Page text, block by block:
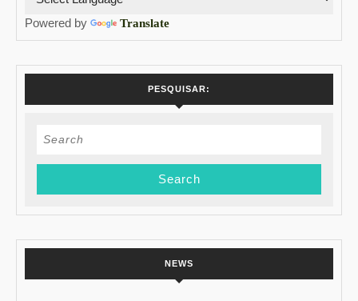
Powered by Translate
PESQUISAR:
Search
NEWS